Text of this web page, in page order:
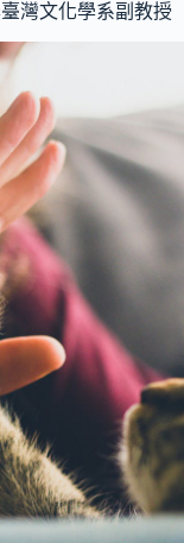
灣文化學系副教授